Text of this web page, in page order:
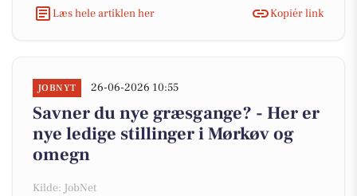
Læs hele artiklen her
Kopiér link
JOBNYT 26-06-2026 10:55
Savner du nye græsgange? - Her er
nye ledige stillinger i Mørkøv og
omegn
Kilde: JobNet